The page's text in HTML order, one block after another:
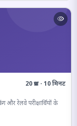
20 प्रश्न · 10 मिनट
और रेलवे परीक्षार्थियों के